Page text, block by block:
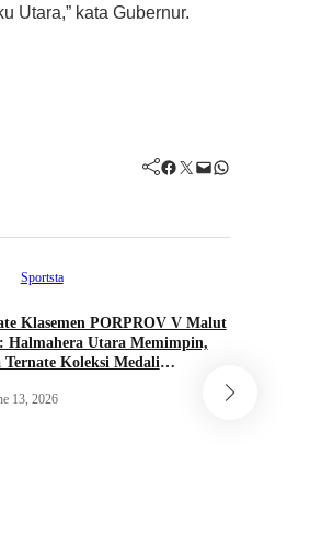
Utara,” kata Gubernur.
Facebook Twitter Mail WhatsApp
Sportsta
Klasemen PORPROV V Malut
Halmahera Utara Memimpin,
Ternate Koleksi Medali
13, 2026